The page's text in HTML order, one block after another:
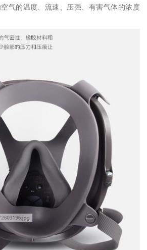
气的温度、流速、压强、有害气体的浓度